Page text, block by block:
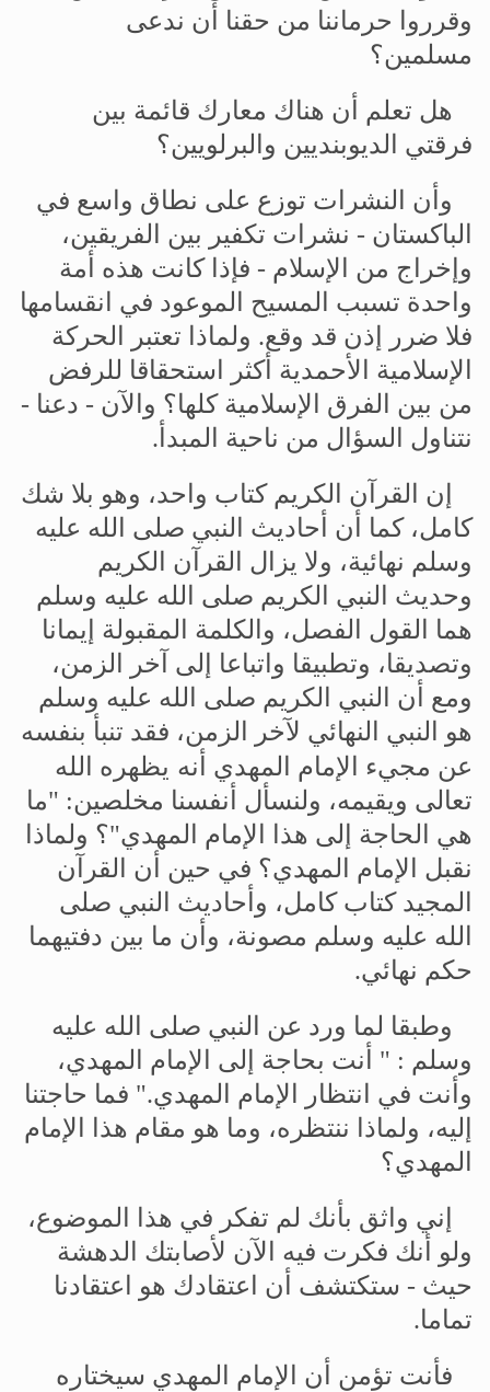
وقرروا حرماننا من حقنا أن ندعى
مسلمين؟
هل تعلم أن هناك معارك قائمة بين
فرقتي
الديوبنديين والبرلويين؟
وأن
النشرات توزع على نطاق واسع في
الباكستان - نشرات تكفير بين
الفريقين،
وإخراج من الإسلام - فإذا كانت هذه
أمة
واحدة تسبب المسيح الموعود في
انقسامها
فلا ضرر إذن قد وقع. ولماذا تعتبر
الحركة
الإسلامية
الأحمدية أكثر استحقاقا للرفض
من بين الفرق الإسلامية كلها؟ والآن - دعنا -
نتناول
السؤال من ناحية المبدأ .
إن
القرآن الكريم كتاب واحد، وهو بلا شك
كامل، كما أن أحاديث النبي صلى الله عليه
وسلم نهائية، ولا يزال القرآن
الكريم
وحديث
النبي الكريم صلى الله عليه وسلم
هما
القول الفصل، والكلمة المقبولة
إيمانا
وتصديقا، وتطبيقا واتباعا إلى آخر
الزمن،
ومع
أن النبي الكريم صلى الله عليه وسلم
هو
النبي النهائي لآخر الزمن، فقد تنبأ بنفسه
عن مجيء الإمام المهدي أنه يظهره
الله
تعالى ويقيمه، ولنسأل أنفسنا مخلصين: "ما
هي
الحاجة إلى هذا الإمام المهدي"؟ ولماذا
نقبل
الإمام المهدي؟ في حين أن
القرآن
المجيد كتاب كامل، وأحاديث النبي صلى
الله عليه وسلم مصونة، وأن ما بين دفتيهما
حكم نهائي.
وطبقا لما ورد عن النبي صلى الله عليه
وسلم : " أنت بحاجة إلى الإمام
المهدي،
وأنت في انتظار الإمام المهدي." فما حاجتنا
إليه، ولماذا ننتظره، وما هو مقام هذا
الإمام
المهدي؟
إني واثق بأنك لم تفكر في هذا
الموضوع،
ولو
أنك فكرت فيه الآن لأصابتك
الدهشة
حيث - ستكتشف أن اعتقادك هو
اعتقادنا
تماما.
فأنت تؤمن أن الإمام المهدي سيختاره